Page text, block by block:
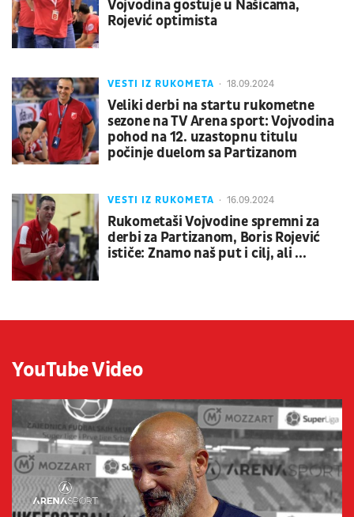
Vojvodina gostuje u Našicama,
Rojević optimista
VESTI IZ RUKOMETA 18.09.2024
Veliki derbi na startu rukometne
sezone na TV Arena sport: Vojvodina
pohod na 12. uzastopnu titulu
počinje duelom sa Partizanom
VESTI IZ RUKOMETA 16.09.2024
Rukometaši Vojvodine spremni za
derbi za Partizanom, Boris Rojević
ističe: Znamo naš put i cilj, ali ...
YouTube Video